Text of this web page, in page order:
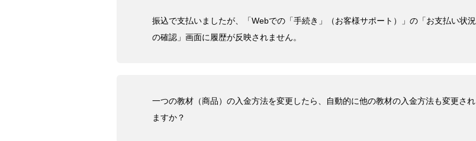
振込で支払いましたが、「Webでの「手続き」（お客様サポート）」の「お支払い状況
の確認」画面に履歴が反映されません。
一つの教材（商品）の入金方法を変更したら、自動的に他の教材の入金方法も変更され
ますか？